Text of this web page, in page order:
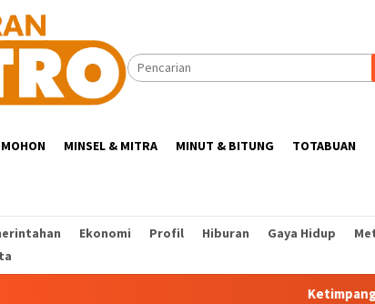
MINSEL & MITRA MINUT & BITUNG TOTABUAN
Ekonomi Profil Hiburan Gaya Hidup
Ketimpangan